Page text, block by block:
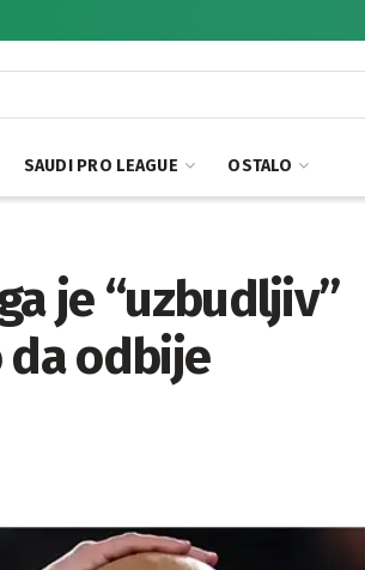
SAUDI PRO LEAGUE OSTALO
je “uzbudljiv”
odbije